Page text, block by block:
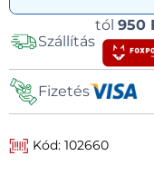
Szállítás
tól 950
Fizetés
Kód: 102660